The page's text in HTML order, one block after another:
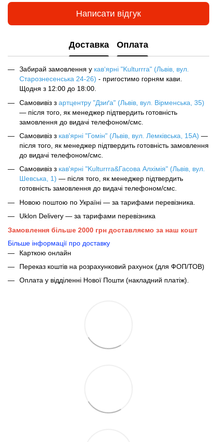
Написати відгук
Доставка Оплата
Забирай замовлення у кав‘ярні "Kulturrra" (Львів, вул.
Старознесенська 24-26) - пригостимо горням кави.
Щодня з 12:00 до 18:00.
Самовивіз з артцентру "Дзиґа" (Львів, вул. Вірменська, 35)
— після того, як менеджер підтвердить готовність
замовлення до видачі телефоном/смс.
Самовивіз з кав'ярні "Гомін" (Львів, вул. Лемківська, 15А) —
після того, як менеджер підтвердить готовність замовлення
до видачі телефоном/смс.
Самовивіз з кав'ярні "Kulturrra&Гасова Алхімія" (Львів, вул.
Шевська, 1) — після того, як менеджер підтвердить
готовність замовлення до видачі телефоном/смс.
Новою поштою по Україні — за тарифами перевізника.
Uklon Delivery — за тарифами перевізника
Замовлення більше 2000 грн доставляємо за наш кошт
Більше інформації про доставку
Карткою онлайн
Переказ коштів на розрахунковий рахунок (для ФОП/ТОВ)
Оплата у відділенні Нової Пошти (накладний платіж).